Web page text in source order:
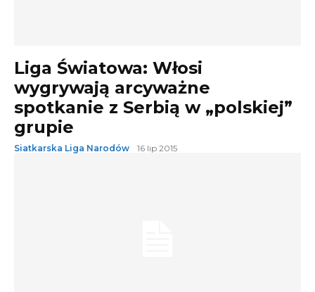
Liga Światowa: Włosi
wygrywają arcyważne
spotkanie z Serbią w „polskiej”
grupie
Siatkarska Liga Narodów 16 lip 2015